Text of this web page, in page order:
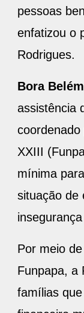
pessoas
enfatizou o
Rodrigues.
Bora Belém
assistência
XXIII
mínima
situação de
Por meio
Funpapa, a
famílias